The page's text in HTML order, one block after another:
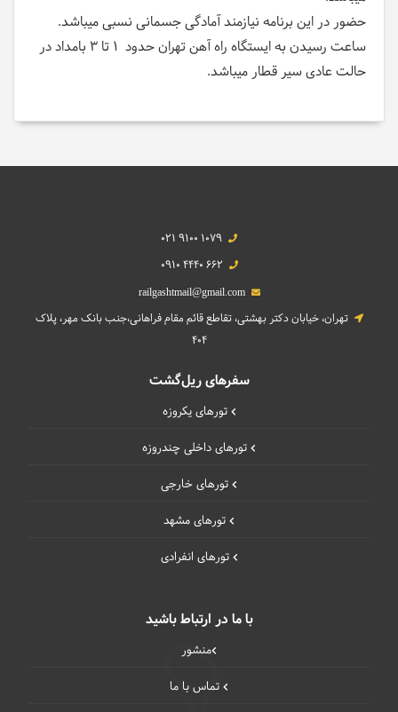
حضور در این برنامه نیازمند آمادگی جسمانی نسبی میباشد.
ساعت رسیدن به ایستگاه راه آهن تهران حدود 1 تا 3 بامداد در
حالت عادی سیر قطار میباشد.
021 9100 1079
0910 4440 662
railgashtmail@gmail.com
تهران، خیابان دکتر بهشتی، تقاطع قائم مقام فراهانی،جنب بانک مهر، پلاک
404
سفرهای ریل‌گشت
تورهای یکروزه
تورهای داخلی چند‌روزه
تورهای خارجی
تورهای مشهد
تورهای انفرادی
با ما در ارتباط باشید
منشور
تماس با ما